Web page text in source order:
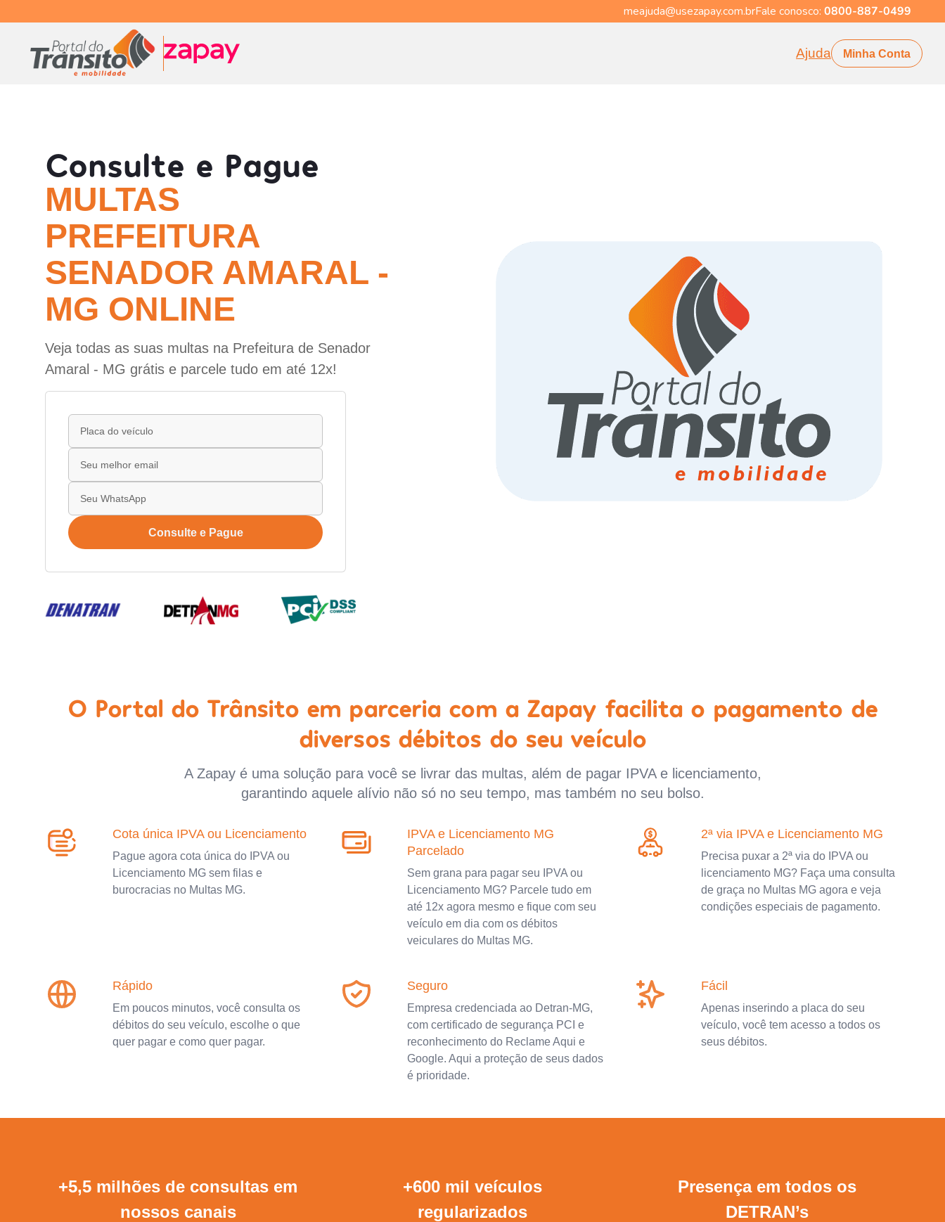
meajuda@usezapay.com.brFale conosco: 0800-887-0499
Ajuda Minha Conta
Consulte e Pague
MULTAS
PREFEITURA
SENADOR AMARAL -
MG ONLINE
Veja todas as suas multas na Prefeitura de Senador
Amaral - MG grátis e parcele tudo em até 12x!
Consulte e Pague
O Portal do Trânsito em parceria com a Zapay facilita o pagamento de
diversos débitos do seu veículo
A Zapay é uma solução para você se livrar das multas, além de pagar IPVA e licenciamento,
garantindo aquele alívio não só no seu tempo, mas também no seu bolso.
Cota única IPVA ou Licenciamento
Pague agora cota única do IPVA ou
Licenciamento MG sem filas e
burocracias no Multas MG.
IPVA e Licenciamento MG
Parcelado
Sem grana para pagar seu IPVA ou
Licenciamento MG? Parcele tudo em
até 12x agora mesmo e fique com seu
veículo em dia com os débitos
veiculares do Multas MG.
2ª via IPVA e Licenciamento MG
Precisa puxar a 2ª via do IPVA ou
licenciamento MG? Faça uma consulta
de graça no Multas MG agora e veja
condições especiais de pagamento.
Rápido
Em poucos minutos, você consulta os
débitos do seu veículo, escolhe o que
quer pagar e como quer pagar.
Seguro
Empresa credenciada ao Detran-MG,
com certificado de segurança PCI e
reconhecimento do Reclame Aqui e
Google. Aqui a proteção de seus dados
é prioridade.
Fácil
Apenas inserindo a placa do seu
veículo, você tem acesso a todos os
seus débitos.
+5,5 milhões de consultas em
nossos canais
+600 mil veículos
regularizados
Presença em todos os
DETRAN’s